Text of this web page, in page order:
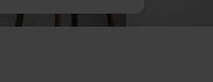
Produktbillede KS 6456-90 F